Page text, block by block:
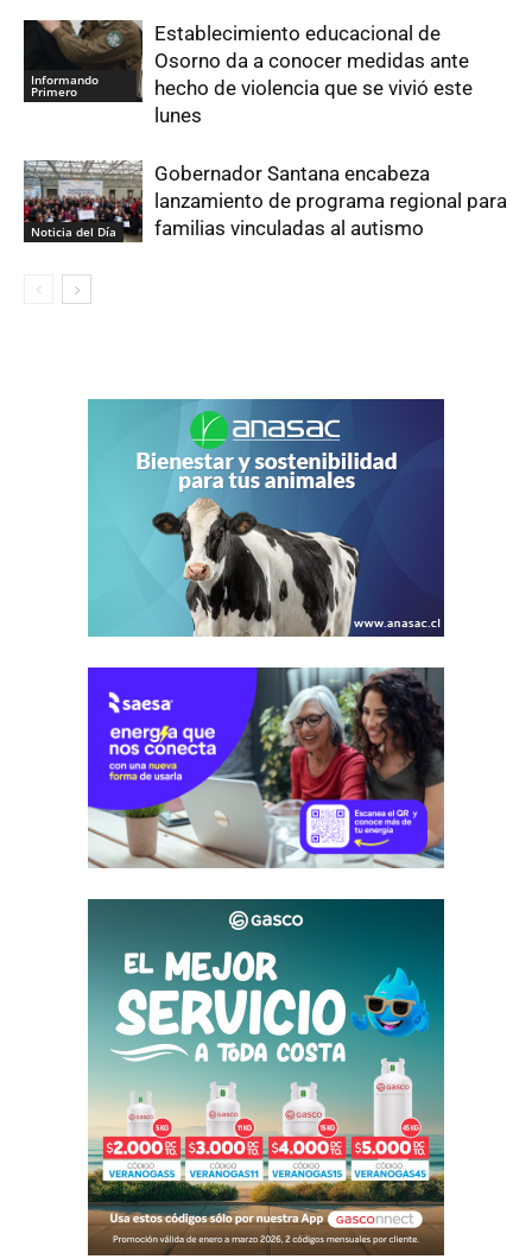
Informando
Primero
Establecimiento educacional de
Osorno da a conocer medidas ante
hecho de violencia que se vivió este
lunes
Noticia del Día
Gobernador Santana encabeza
lanzamiento de programa regional para
familias vinculadas al autismo